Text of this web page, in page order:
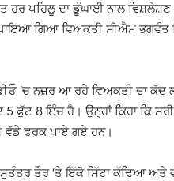
ਪਹਿਲੂ ਦਾ ਡੂੰਘਾਈ ਨਾਲ ਵਿਸ਼ਲੇਸ਼ਣ
ਗਿਆ ਵਿਅਕਤੀ ਸੀਐਮ ਭਗਵੰਤ
‘ਚ ਨਜ਼ਰ ਆ ਰਹੇ ਵਿਅਕਤੀ ਦਾ
ਫੁੱਟ 8 ਇੰਚ ਹੈ। ਉਨ੍ਹਾਂ ਕਿਹਾ ਕਿ
ਵੱਡੇ ਫਰਕ ਪਾਏ ਗਏ ਹਨ।
ਸੁਤੰਤਰ ਤੌਰ ‘ਤੇ ਇੱਕੋ ਸਿੱਟਾ ਕੱਢਿਆ ਅਤੇ